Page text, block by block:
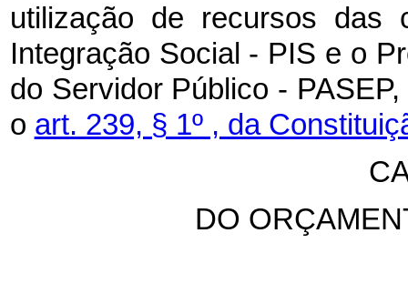
utilização de recursos das
Integração Social - PIS e o
do Servidor Público -
o art. 239, § 1º , da
DO